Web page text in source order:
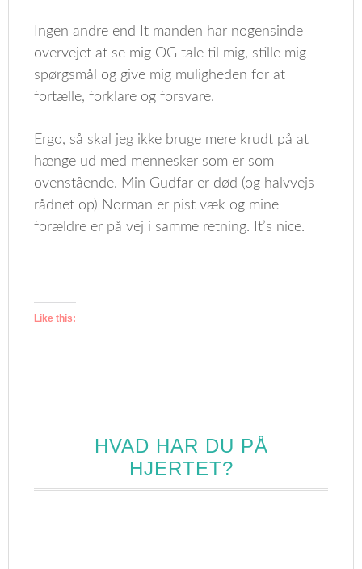
Ingen andre end It manden har nogensinde
overvejet at se mig OG tale til mig, stille mig
spørgsmål og give mig muligheden for at
fortælle, forklare og forsvare.
Ergo, så skal jeg ikke bruge mere krudt på at
hænge ud med mennesker som er som
ovenstående. Min Gudfar er død (og halvvejs
rådnet op) Norman er pist væk og mine
forældre er på vej i samme retning. It’s nice.
Like this:
HVAD HAR DU PÅ
HJERTET?